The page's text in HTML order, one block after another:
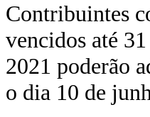
Contribuintes
vencidos até
2021 poderão
o dia 10 de